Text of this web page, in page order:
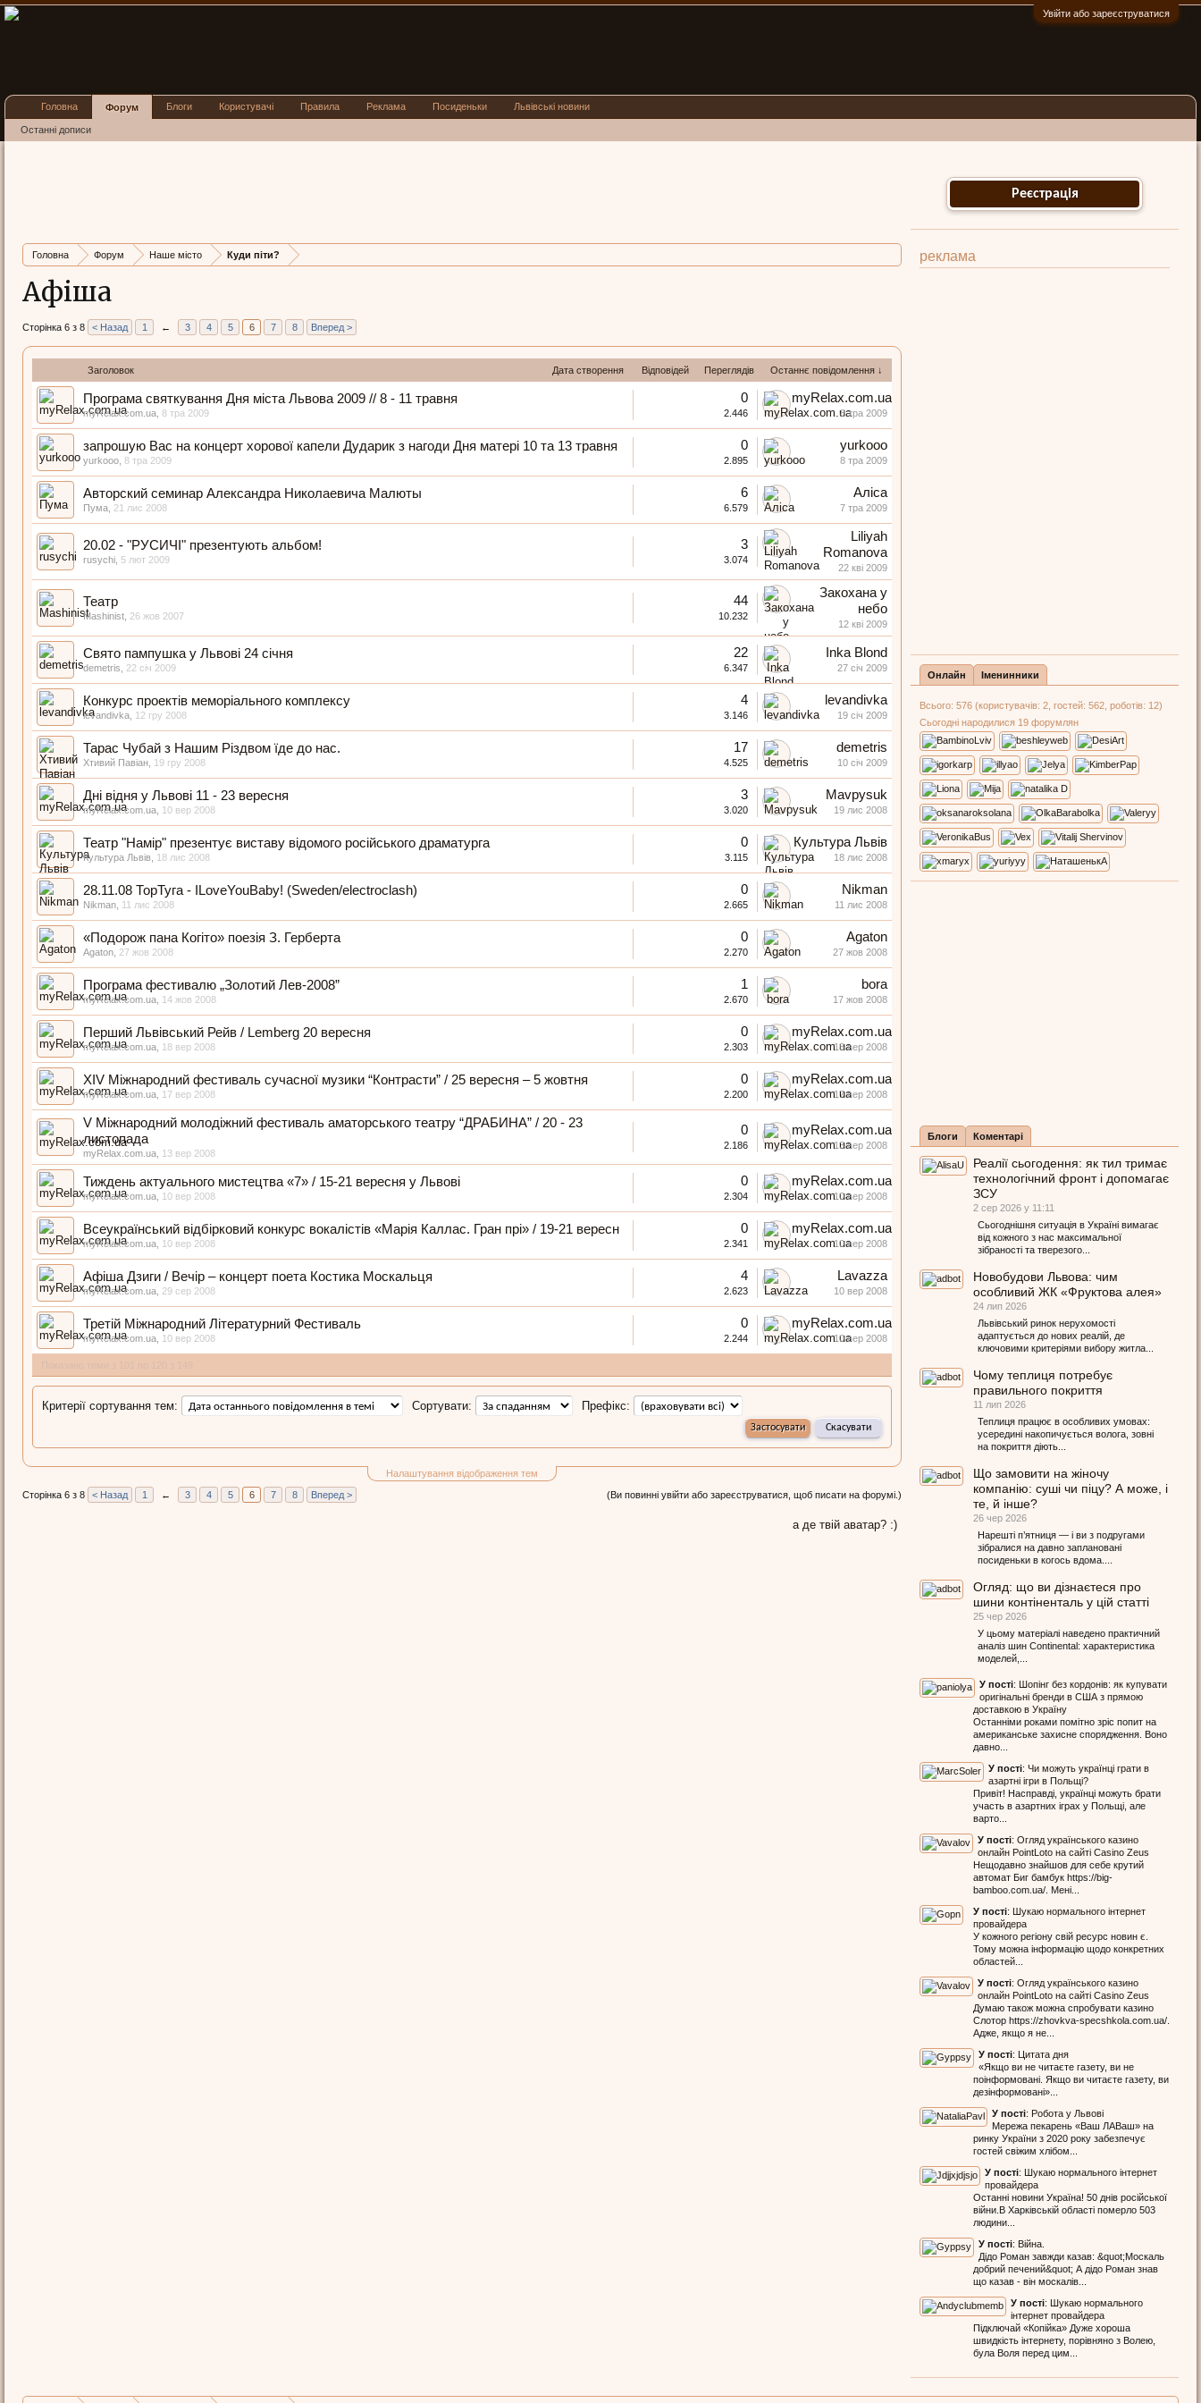
Увійти або зареєструватися
Головна Форум Наше місто Куди піти?
Афіша
Сторінка 6 з 8 < Назад 1 ← 3 4 5 6 7 8 Вперед >
Заголовок Дата створення Відповідей Переглядів Останнє повідомлення ↓
Програма святкування Дня міста Львова 2009 // 8 - 11 травня
myRelax.com.ua 8 тра 2009
0
2.446
myRelax.com.ua
8 тра 2009
запрошую Вас на концерт хорової капели Дударик з нагоди Дня матері 10 та 13 травня
yurkooo 8 тра 2009
0
2.895
yurkooo
8 тра 2009
Авторский семинар Александра Николаевича Малюты
Пума 21 лис 2008
6
6.579
Аліса
7 тра 2009
20.02 - "РУСИЧІ" презентують альбом!
rusychi 5 лют 2009
3
3.074
Liliyah
Romanova
22 кві 2009
Театр
Mashinist 26 жов 2007
44
10.232
Закохана у
небо
12 кві 2009
Свято пампушка у Львові 24 січня
demetris 22 січ 2009
22
6.347
Inka Blond
27 січ 2009
Конкурс проектів меморіального комплексу
levandivka 12 гру 2008
4
3.146
levandivka
19 січ 2009
Тарас Чубай з Нашим Різдвом їде до нас.
Хтивий Павіан 19 гру 2008
17
4.525
demetris
10 січ 2009
Дні відня у Львові 11 - 23 вересня
myRelax.com.ua 10 вер 2008
3
3.020
Mavpysuk
19 лис 2008
Театр "Намір" презентує виставу відомого російського драматурга
Культура Львів 18 лис 2008
0
3.115
Культура Львів
18 лис 2008
28.11.08 ТорТуга - ILoveYouBaby! (Sweden/electroclash)
Nikman 11 лис 2008
0
2.665
Nikman
11 лис 2008
«Подорож пана Когіто» поезія З. Герберта
Agaton 27 жов 2008
0
2.270
Agaton
27 жов 2008
Програма фестивалю „Золотий Лев-2008”
myRelax.com.ua 14 жов 2008
1
2.670
bora
17 жов 2008
Перший Львівський Рейв / Lemberg 20 вересня
myRelax.com.ua 18 вер 2008
0
2.303
myRelax.com.ua
18 вер 2008
XIV Міжнародний фестиваль сучасної музики “Контрасти” / 25 вересня – 5 жовтня
myRelax.com.ua 17 вер 2008
0
2.200
myRelax.com.ua
17 вер 2008
V Міжнародний молодіжний фестиваль аматорського театру “ДРАБИНА” / 20 - 23
листопада
myRelax.com.ua 13 вер 2008
0
2.186
myRelax.com.ua
13 вер 2008
Тиждень актуального мистецтва «7» / 15-21 вересня у Львові
myRelax.com.ua 10 вер 2008
0
2.304
myRelax.com.ua
10 вер 2008
Всеукраїнський відбірковий конкурс вокалістів «Марія Каллас. Гран прі» / 19-21 вересн
myRelax.com.ua 10 вер 2008
0
2.341
myRelax.com.ua
10 вер 2008
Афіша Дзиги / Вечір – концерт поета Костика Москальця
myRelax.com.ua 29 сер 2008
4
2.623
Lavazza
10 вер 2008
Третій Міжнародний Літературний Фестиваль
myRelax.com.ua 10 вер 2008
0
2.244
myRelax.com.ua
10 вер 2008
Налаштування відображення тем
Критерії сортування тем: Сортувати: Префікс:
(Ви повинні увійти або зареєструватися, щоб писати на форумі.)
Сторінка 6 з 8 < Назад 1 ← 3 4 5 6 7 8 Вперед >
а де твій аватар? :)
Реєстрація
реклама
Онлайн Іменинники
Всього: 576 (користувачів: 2, гостей: 562, роботів: 12)
Сьогодні народилися 19 форумлян
Блоги Коментарі
Реалії сьогодення: як тил тримає
технологічний фронт і допомагає
ЗСУ
2 сер 2026 у 11:11
Сьогоднішня ситуація в Україні вимагає
від кожного з нас максимальної
зібраності та тверезого...
Новобудови Львова: чим
особливий ЖК «Фруктова алея»
24 лип 2026
Львівський ринок нерухомості
адаптується до нових реалій, де
ключовими критеріями вибору житла...
Чому теплиця потребує
правильного покриття
11 лип 2026
Теплиця працює в особливих умовах:
усередині накопичується волога, зовні
на покриття діють...
Що замовити на жіночу
компанію: суші чи піцу? А може, і
те, й інше?
26 чер 2026
Нарешті п’ятниця — і ви з подругами
зібралися на давно заплановані
посиденьки в когось вдома....
Огляд: що ви дізнаєтеся про
шини контіненталь у цій статті
25 чер 2026
У цьому матеріалі наведено практичний
аналіз шин Continental: характеристика
моделей,...
У пості: Шопінг без кордонів: як купувати
оригінальні бренди в США з прямою
доставкою в Україну
Останніми роками помітно зріс попит на
американське захисне спорядження. Воно
давно...
У пості: Чи можуть українці грати в
азартні ігри в Польщі?
Привіт! Насправді, українці можуть брати
участь в азартних іграх у Польщі, але
варто...
У пості: Огляд українського казино
онлайн PointLoto на сайті Casino Zeus
Нещодавно знайшов для себе крутий
автомат Биг бамбук https://big-
bamboo.com.ua/. Мені...
У пості: Шукаю нормального інтернет
провайдера
У кожного регіону свій ресурс новин є.
Тому можна інформацію щодо конкретних
областей...
У пості: Огляд українського казино
онлайн PointLoto на сайті Casino Zeus
Думаю також можна спробувати казино
Слотор https://zhovkva-specshkola.com.ua/.
Адже, якщо я не...
У пості: Цитата дня
«Якщо ви не читаєте газету, ви не
поінформовані. Якщо ви читаєте газету, ви
дезінформовані»...
У пості: Робота у Львові
Мережа пекарень «Ваш ЛАВаш» на
ринку України з 2020 року забезпечує
гостей свіжим хлібом...
У пості: Шукаю нормального інтернет
провайдера
Останні новини Україна! 50 днів російської
війни.В Харківській області померло 503
людини...
У пості: Війна.
Дідо Роман завжди казав: &quot;Москаль
добрий печений&quot; А дідо Роман знав
що казав - він москалів...
У пості: Шукаю нормального
інтернет провайдера
Підключай «Копійка» Дуже хороша
швидкість інтернету, порівняно з Волею,
була Воля перед цим...
Головна Форум
Останні дописи
Блоги Користувачі Правила Реклама Посиденьки Львівські новини